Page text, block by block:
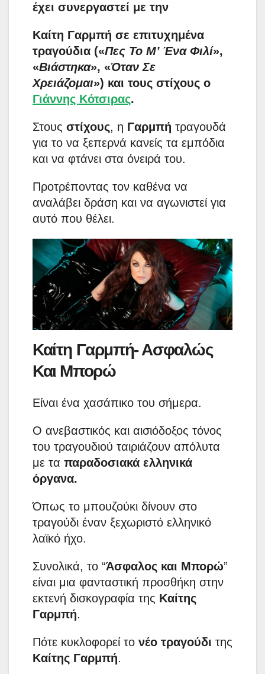
έχει συνεργαστεί με την
Καίτη Γαρμπή σε επιτυχημένα
τραγούδια («Πες Το Μ’ Ένα Φιλί»,
«Βιάστηκα», «Όταν Σε
Χρειάζομαι») και τους στίχους ο
Γιάννης Κότσιρας.
Στους στίχους, η Γαρμπή τραγουδά
για το να ξεπερνά κανείς τα εμπόδια
και να φτάνει στα όνειρά του.
Προτρέποντας τον καθένα να
αναλάβει δράση και να αγωνιστεί για
αυτό που θέλει.
Καίτη Γαρμπή- Ασφαλώς
Και Μπορώ
Είναι ένα χασάπικο του σήμερα.
Ο ανεβαστικός και αισιόδοξος τόνος
του τραγουδιού ταιριάζουν απόλυτα
με τα παραδοσιακά ελληνικά
όργανα.
Όπως το μπουζούκι δίνουν στο
τραγούδι έναν ξεχωριστό ελληνικό
λαϊκό ήχο.
Συνολικά, το “Άσφαλος και Μπορώ”
είναι μια φανταστική προσθήκη στην
εκτενή δισκογραφία της Καίτης
Γαρμπή.
Πότε κυκλοφορεί το νέο τραγούδι της
Καίτης Γαρμπή.